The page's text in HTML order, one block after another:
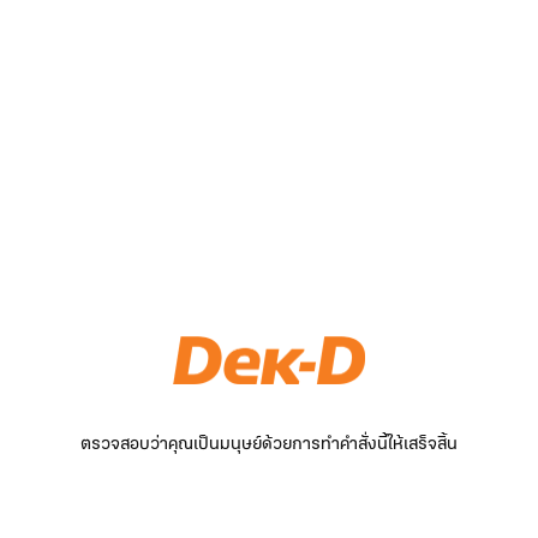
ตรวจสอบว่าคุณเป็นมนุษย์ด้วยการทำคำสั่งนี้ให้เสร็จสิ้น